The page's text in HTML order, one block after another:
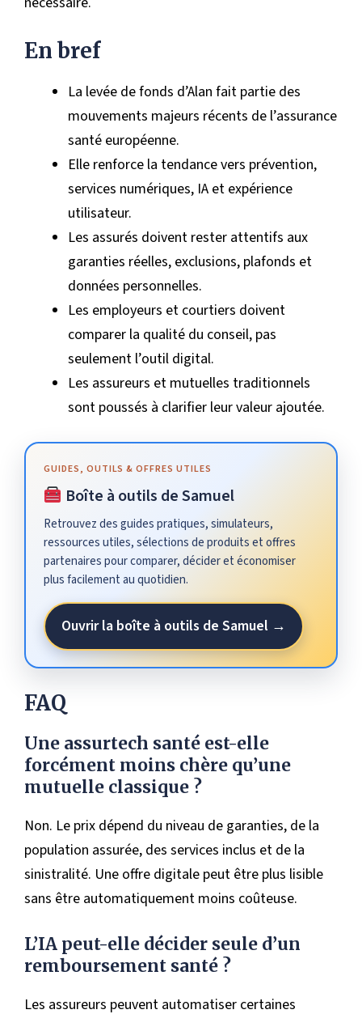
En bref
La levée de fonds d’Alan fait partie des
mouvements majeurs récents de l’assurance
santé européenne.
Elle renforce la tendance vers prévention,
services numériques, IA et expérience
utilisateur.
Les assurés doivent rester attentifs aux
garanties réelles, exclusions, plafonds et
données personnelles.
Les employeurs et courtiers doivent
comparer la qualité du conseil, pas
seulement l’outil digital.
Les assureurs et mutuelles traditionnels
sont poussés à clarifier leur valeur ajoutée.
GUIDES, OUTILS & OFFRES UTILES
Boîte à outils de Samuel
Retrouvez des guides pratiques, simulateurs,
ressources utiles, sélections de produits et offres
partenaires pour comparer, décider et économiser
plus facilement au quotidien.
Ouvrir la boîte à outils de Samuel →
FAQ
Une assurtech santé est-elle
forcément moins chère qu’une
mutuelle classique ?
Non. Le prix dépend du niveau de garanties, de la
population assurée, des services inclus et de la
sinistralité. Une offre digitale peut être plus lisible
sans être automatiquement moins coûteuse.
L’IA peut-elle décider seule d’un
remboursement santé ?
Les assureurs peuvent automatiser certaines